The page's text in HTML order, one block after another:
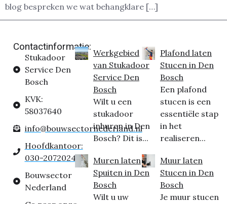
blog bespreken we wat behangklare […]
Contactinformatie:
Stukadoor
Service Den
Bosch
KVK:
58037640
info@bouwsectornederland.nl
Hoofdkantoor:
030-2072024
Bouwsector
Nederland
Werkgebied
van Stukadoor
Service Den
Bosch
Wilt u een
stukadoor
inhuren in Den
Bosch? Dit is...
Muren laten
Spuiten in Den
Bosch
Wilt u uw
Plafond laten
Stucen in Den
Bosch
Een plafond
stucen is een
essentiële stap
in het
realiseren...
Muur laten
Stucen in Den
Bosch
Je muur stucen